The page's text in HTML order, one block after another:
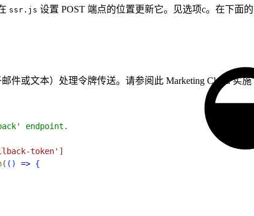
ssr.js 设置 POST 端点的位置更新它。见选项c。在下面
件或文本）处理令牌传送。请参阅此 Marketing Cloud 实施
endpoint.
token' ]
( ( ) => {